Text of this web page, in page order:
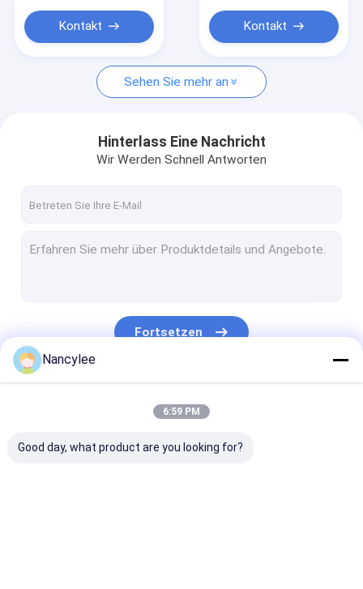
Kupfertripeptid 1
Finasteridpulver
Bac-Wasser
Kosmetik-Rohstoff
Kontakt Kontakt
Sehen Sie mehr an
Hinterlass Eine Nachricht
Wir Werden Schnell Antworten
Fortsetzen
Nancylee
6:59 PM
Good day, what product are you looking for?